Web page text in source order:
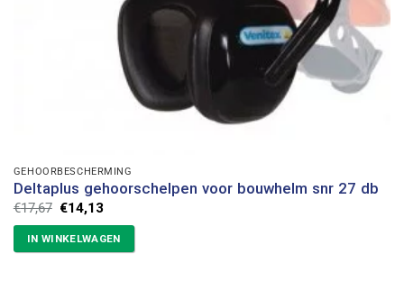
GEHOORBESCHERMING
Deltaplus gehoorschelpen voor bouwhelm snr 27 db
€17,67 Oorspronkelijke
prijs
was:
€17,67.
€14,13Huidige
is:
€14,13.
IN WINKELWAGEN